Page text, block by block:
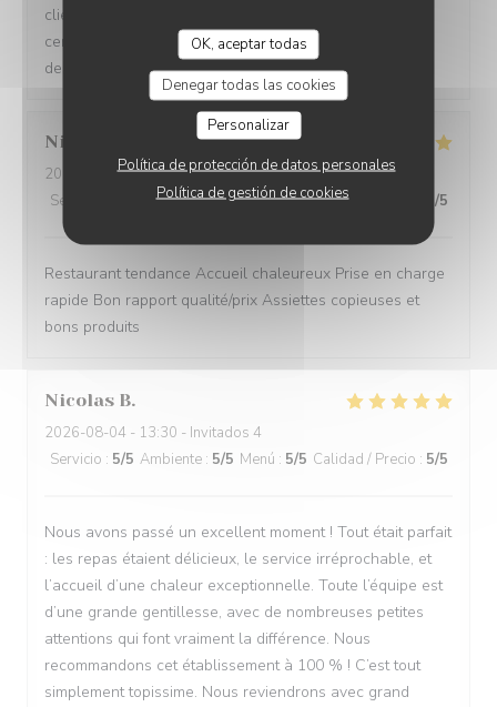
OK, aceptar todas
Denegar todas las cookies
Personalizar
Política de protección de datos personales
Política de gestión de cookies
clients on se sent pas du tout oppressé comme dans
certains restaurants et le menu très bon de l’entrée au
dessert
Nicole
2026-08-05- 12:15 - Invitados 3
Servicio
Ambiente:5/5 Menú:5/5 Calidad / Precio /5
Restaurant tendance Accueil chaleureux Prise en charge
rapide Bon rapport qualité/prix Assiettes copieuses et
bons produits
Nicolas B
2026-08-04 - 13:30 - Invitados 4
Servicio : 5/5 Ambiente : 5/5 Menú : 5/5 Calidad / Precio : 5/5
Nous avons passé un excellent moment ! Tout était parfait
: les repas étaient délicieux, le service irréprochable, et
l’accueil d’une chaleur exceptionnelle. Toute l’équipe est
d’une grande gentillesse, avec de nombreuses petites
attentions qui font vraiment la différence. Nous
recommandons cet établissement à 100 % ! C’est tout
simplement topissime. Nous reviendrons avec grand